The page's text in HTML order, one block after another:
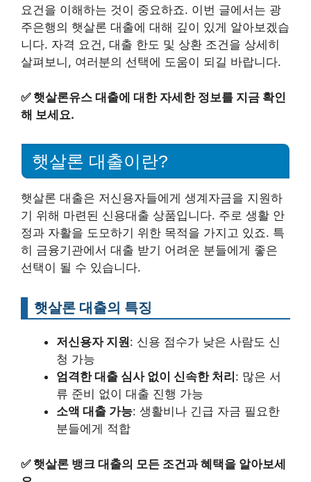
요건을 이해하는 것이 중요하죠. 이번 글에서는 광
주은행의 햇살론 대출에 대해 깊이 있게 알아보겠습
니다. 자격 요건, 대출 한도 및 상환 조건을 상세히
살펴보니, 여러분의 선택에 도움이 되길 바랍니다.
✅ 햇살론유스 대출에 대한 자세한 정보를 지금 확인
해 보세요.
햇살론 대출이란?
햇살론 대출은 저신용자들에게 생계자금을 지원하
기 위해 마련된 신용대출 상품입니다. 주로 생활 안
정과 자활을 도모하기 위한 목적을 가지고 있죠. 특
히 금융기관에서 대출 받기 어려운 분들에게 좋은
선택이 될 수 있습니다.
햇살론 대출의 특징
저신용자 지원: 신용 점수가 낮은 사람도 신
청 가능
엄격한 대출 심사 없이 신속한 처리 : 많은 서
류 준비 없이 대출 진행 가능
소액 대출 가능: 생활비나 긴급 자금 필요한
분들에게 적합
✅ 햇살론 뱅크 대출의 모든 조건과 혜택을 알아보세